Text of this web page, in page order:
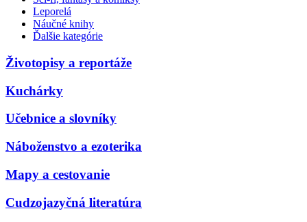
Leporelá
Náučné knihy
Ďalšie kategórie
Životopisy a reportáže
Kuchárky
Učebnice a slovníky
Náboženstvo a ezoterika
Mapy a cestovanie
Cudzojazyčná literatúra